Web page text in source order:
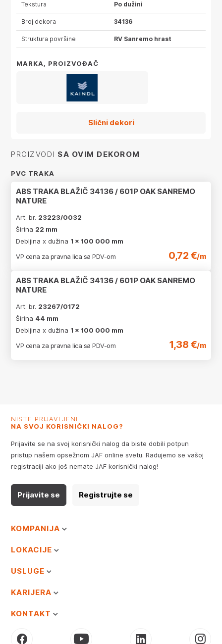
Tekstura Po dužini
Broj dekora 34136
Struktura površine RV Sanremo hrast
MARKA, PROIZVOĐAČ
Slični dekori
PROIZVODI SA OVIM DEKOROM
PVC TRAKA
ABS TRAKA BLAŽIČ 34136 / 601P OAK SANREMO
NATURE
Art. br. 23223/0032
Širina 22 mm
Debljina x dužina 1 x 100 000 mm
VP cena za pravna lica sa PDV-om
0,72 €/m
ABS TRAKA BLAŽIČ 34136 / 601P OAK SANREMO
NATURE
Art. br. 23267/0172
Širina 44 mm
Debljina x dužina 1 x 100 000 mm
VP cena za pravna lica sa PDV-om
1,38 €/m
NISTE PRIJAVLJENI
NA SVOJ KORISNIČKI NALOG?
Prijavite se na svoj korisnički nalog da biste dobili potpun
pristup našem opsežnom JAF online svetu. Radujemo se vašoj
registraciji ako još nemate JAF korisnički nalog!
Prijavite se Registrujte se
KOMPANIJA
LOKACIJE
USLUGE
KARIJERA
KONTAKT